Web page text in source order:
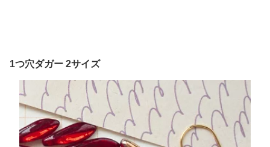
1つ穴ダガー 2サイズ